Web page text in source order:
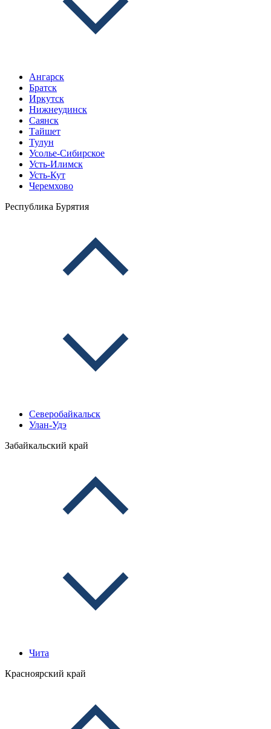
Ангарск
Братск
Иркутск
Нижнеудинск
Саянск
Тайшет
Тулун
Усолье-Сибирское
Усть-Илимск
Усть-Кут
Черемхово
Республика Бурятия
Северобайкальск
Улан-Удэ
Забайкальский край
Чита
Красноярский край